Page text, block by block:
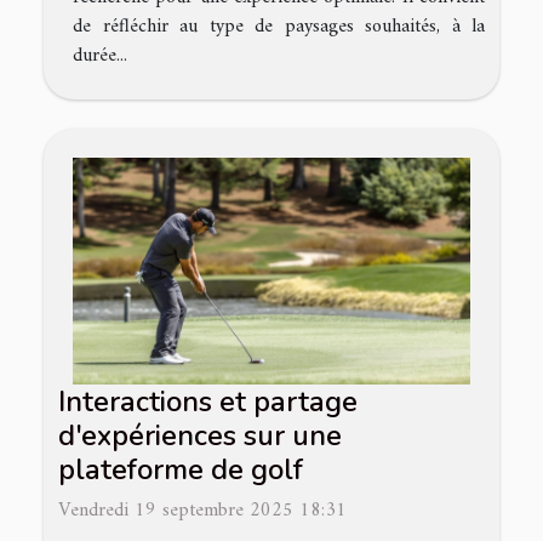
de réfléchir au type de paysages souhaités, à la
durée...
Interactions et partage
d'expériences sur une
plateforme de golf
Vendredi 19 septembre 2025 18:31